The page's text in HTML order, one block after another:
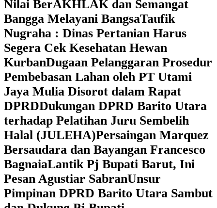
Nilai BerAKHLAK dan Semangat
Bangga Melayani BangsaTaufik
Nugraha : Dinas Pertanian Harus
Segera Cek Kesehatan Hewan
KurbanDugaan Pelanggaran Prosedur
Pembebasan Lahan oleh PT Utami
Jaya Mulia Disorot dalam Rapat
DPRDDukungan DPRD Barito Utara
terhadap Pelatihan Juru Sembelih
Halal (JULEHA)Persaingan Marquez
Bersaudara dan Bayangan Francesco
BagnaiaLantik Pj Bupati Barut, Ini
Pesan Agustiar SabranUnsur
Pimpinan DPRD Barito Utara Sambut